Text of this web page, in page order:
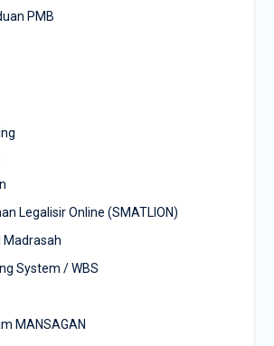
PMB
Legalisir Online (SMATLION)
Madrasah
System / WBS
MANSAGAN